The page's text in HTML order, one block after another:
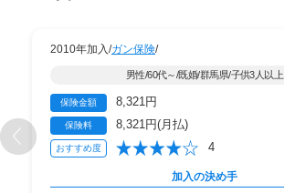
2010年加入/ガン保険/
男性/60代～/既婚/群馬県/子供3人以上
保険金額 8,321円
保険料 8,321円(月払)
おすすめ度 4
加入の決め手